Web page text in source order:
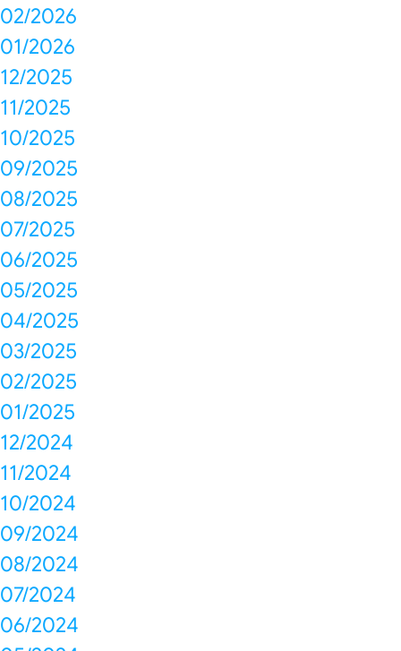
02/2026
01/2026
12/2025
11/2025
10/2025
09/2025
08/2025
07/2025
06/2025
05/2025
04/2025
03/2025
02/2025
01/2025
12/2024
11/2024
10/2024
09/2024
08/2024
07/2024
06/2024